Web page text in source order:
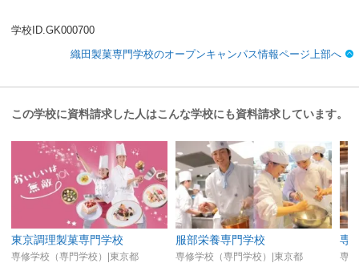
学校ID.GK000700
織田製菓専門学校のオープンキャンパス情報ページ上部へ
この学校に資料請求した人はこんな学校にも資料請求しています。
東京調理製菓専門学校
専修学校（専門学校）|東京都
服部栄養専門学校
専修学校（専門学校）|東京都 専